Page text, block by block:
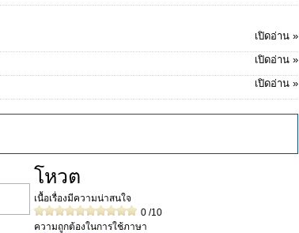
เปิดอ่าน »
เปิดอ่าน »
เปิดอ่าน »
โหวต
เนื้อเรื่องมีความน่าสนใจ
0/10
ความถูกต้องในการใช้ภาษา